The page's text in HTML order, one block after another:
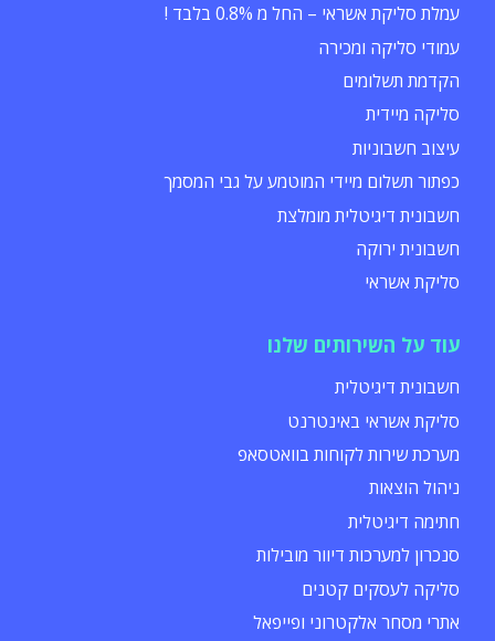
עמלת סליקת אשראי – החל מ 0.8% בלבד !
עמודי סליקה ומכירה
הקדמת תשלומים
סליקה מיידית
עיצוב חשבוניות
כפתור תשלום מיידי המוטמע על גבי המסמך
חשבונית דיגיטלית מומלצת
חשבונית ירוקה
סליקת אשראי
עוד על השירותים שלנו
חשבונית דיגיטלית
סליקת אשראי באינטרנט
מערכת שירות לקוחות בוואטסאפ
ניהול הוצאות
חתימה דיגיטלית
סנכרון למערכות דיוור מובילות
סליקה לעסקים קטנים
אתרי מסחר אלקטרוני ופייפאל